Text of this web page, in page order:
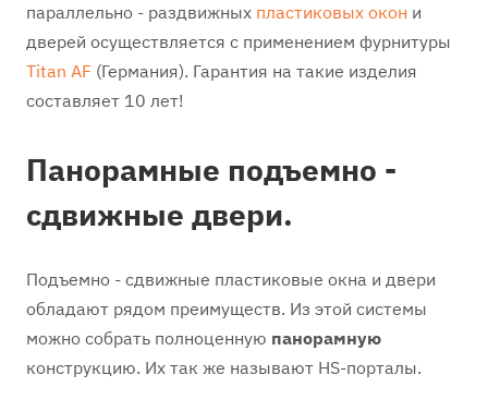
параллельно - раздвижных пластиковых окон и
дверей осуществляется с применением фурнитуры
Titan AF (Германия). Гарантия на такие изделия
составляет 10 лет!
Панорамные подъемно -
сдвижные двери.
Подъемно - сдвижные пластиковые окна и двери
обладают рядом преимуществ. Из этой системы
можно собрать полноценную панорамную
конструкцию. Их так же называют HS-порталы.